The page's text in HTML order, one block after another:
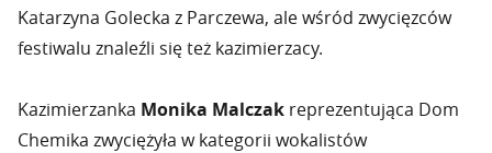
Katarzyna Golecka z Parczewa, ale wśród zwycięzców
festiwalu znaleźli się też kazimierzacy.
Kazimierzanka Monika Malczak reprezentująca Dom
Chemika zwyciężyła w kategorii wokalistów